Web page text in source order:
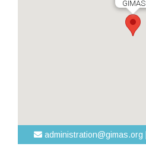
GIMAS
administration@gimas.org |